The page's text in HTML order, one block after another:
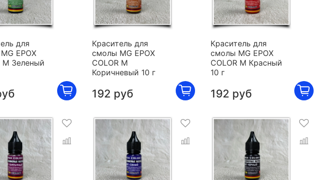
для
EPOX
M Зеленый
Краситель для
смолы MG EPOX
COLOR M
Коричневый 10 г
192 руб
Краситель для
смолы MG EPOX
COLOR M Красный
10 г
192 руб